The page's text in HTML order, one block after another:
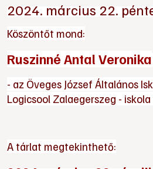
2024. március 22.
Köszöntőt mond:
Ruszinné Antal Veronika
- az Öveges József Általános
Logicsool Zalaegerszeg -
A tárlat megtekinthető: